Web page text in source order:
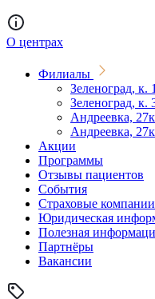
О центрах
Филиалы
Зеленоград, к.
Зеленоград, к.
Андреевка,
Андреевка,
Акции
Программы
Отзывы пациентов
События
Страховые компании
Юридическая
Полезная
Партнёры
Вакансии